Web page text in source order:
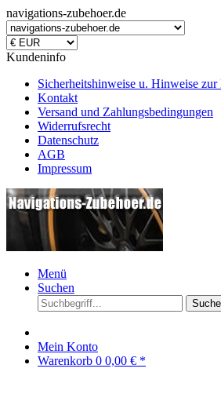
navigations-zubehoer.de
Kundeninfo
Sicherheitshinweise u. Hinweise zur
Kontakt
Versand und Zahlungsbedingungen
Widerrufsrecht
Datenschutz
AGB
Impressum
Menü
Suchen
Mein Konto
Warenkorb 0 0,00 € *